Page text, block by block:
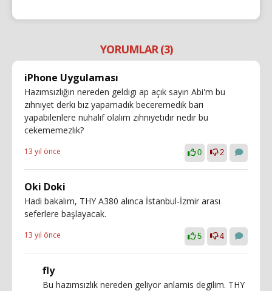
YORUMLAR (3)
iPhone Uygulaması
Hazımsızlığın nereden geldıgı ap açık sayın Abi'm bu
zıhnıyet derkı bız yapamadık beceremedik barı
yapabılenlere nuhalıf olalım zıhnıyetıdır nedır bu
cekememezlık?
13 yıl önce 0 2
Oki Doki
Hadi bakalım, THY A380 alınca İstanbul-İzmir arası
seferlere başlayacak.
13 yıl önce 5 4
fly
Bu hazımsızlık nereden geliyor anlamis degilim. THY